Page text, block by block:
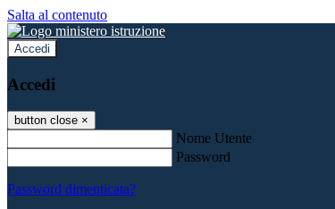
Salta al contenuto
Accedi
Accedi
button close ×
Nome Utente
Password
Password dimenticata?